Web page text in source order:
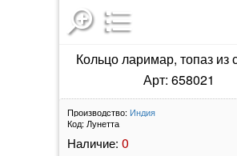
Кольцо ларимар, топаз из
Арт: 658021
Производство: Индия
Код: Лунетта
Наличие: 0